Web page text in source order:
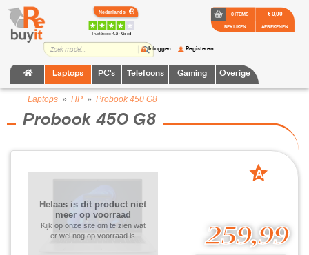
TrustScore:4.2 • Goed
Laptops PC's Telefoons Gaming Overige
Inloggen Registeren
0 ITEMS
BEKIJKEN
€ 0,00
AFREKENEN
Laptops » HP » Probook 450 G8
Probook 450 G8
259,99
Helaas is dit product niet
meer op voorraad
Kijk op onze site om te zien wat
er wel nog op voorraad is
A